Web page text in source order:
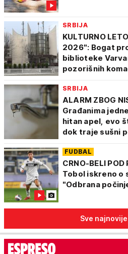
SRBIJA
KULTURNO
2026": Bogat
biblioteke
pozorišnih
SRBIJA
ALARM ZBOG
Građanima
hitan apel, evo
dok traje sušni
FUDBAL
CRNO-BELI
Tobol iskreno o
"Odbrana
Sve